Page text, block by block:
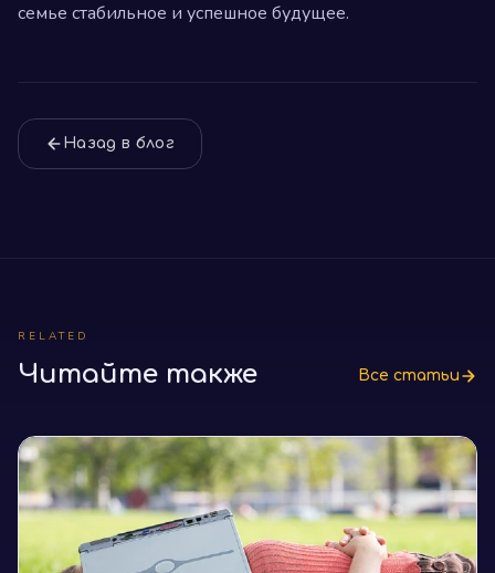
семье стабильное и успешное будущее.
Назад в блог
RELATED
Читайте также Все статьи